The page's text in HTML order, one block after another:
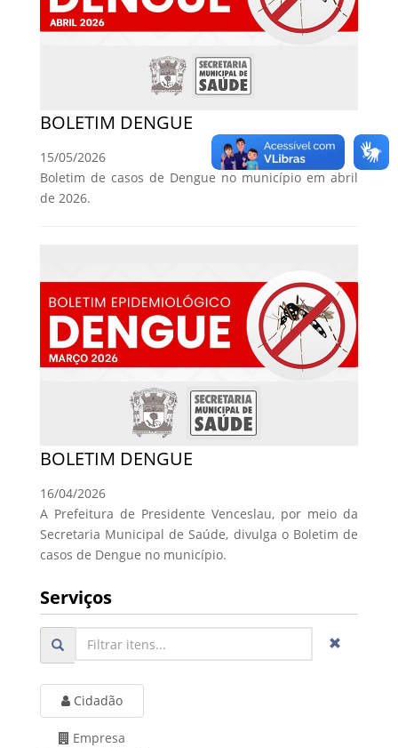
BOLETIM DENGUE
15/05/2026
Boletim de casos de Dengue no município em abril
de 2026.
BOLETIM DENGUE
16/04/2026
A Prefeitura de Presidente Venceslau, por meio da
Secretaria Municipal de Saúde, divulga o Boletim de
casos de Dengue no município.
Serviços
Cidadão
Empresa